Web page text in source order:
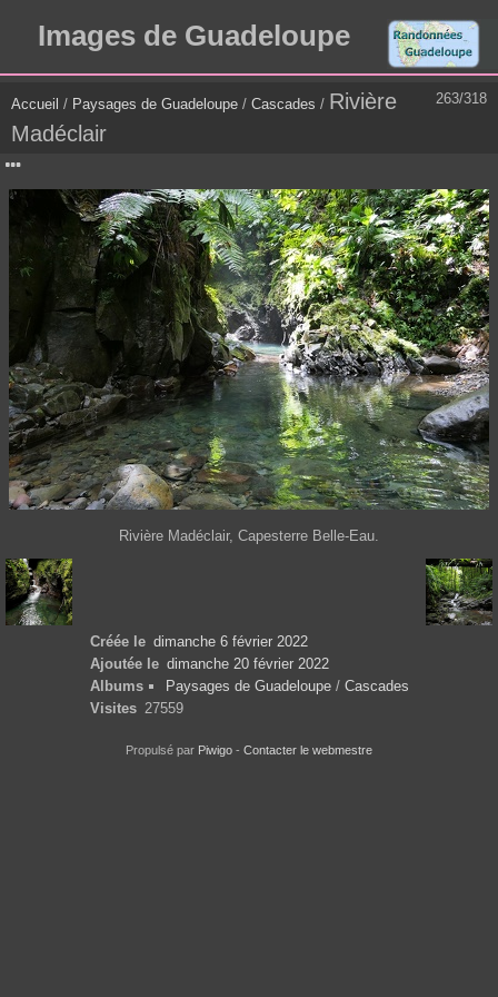
Images de Guadeloupe
263/318
Accueil / Paysages de Guadeloupe / Cascades / Rivière
Madéclair
Rivière Madéclair, Capesterre Belle-Eau.
Créée le dimanche 6 février 2022
Ajoutée le dimanche 20 février 2022
Albums
Paysages de Guadeloupe/ Cascades
Visites 27559
Propulsé par Piwigo - Contacter le webmestre